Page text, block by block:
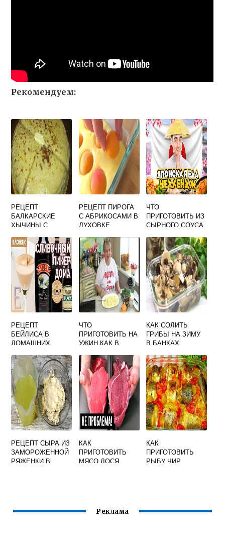
Рекомендуем:
РЕЦЕПТ
БАЛКАРСКИЕ
ХЫЧИНЫ С
СЫРОМ
РЕЦЕПТ ПИРОГА
С АБРИКОСАМИ В
ДУХОВКЕ
ВКУСНЫЙ
ЧТО
ПРИГОТОВИТЬ ИЗ
СЫРНОГО СОУСА
РЕЦЕПТ
БЕЙЛИСА В
ДОМАШНИХ
СГУЩЕНКОЙ И
КОФЕ БЕЗ ЯИЦ
ЧТО
ПРИГОТОВИТЬ НА
УЖИН КАК В
КАК СОЛИТЬ
ГРИБЫ НА ЗИМУ
В БАНКАХ
РЕЦЕПТ БЕЗ
УКСУСА
ХРУСТЯЩИЕ
РЕЦЕПТ СЫРА ИЗ
ЗАМОРОЖЕННОЙ
РЯЖЕНКИ В
КАК
ПРИГОТОВИТЬ
МЯСО ЛОСЯ
КАК
ПРИГОТОВИТЬ
РЫБУ ЧИР
Реклама